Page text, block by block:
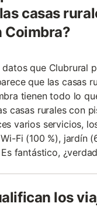
casas
Coimbra?
datos que Clubrural
que las casas
tienen todo lo
casas rurales con
varios servicios,
Fi (100 %), jardín
fantástico,
los